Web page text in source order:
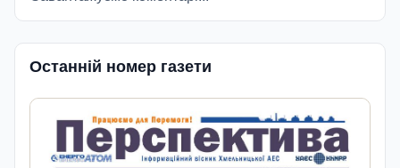
Останній номер газети